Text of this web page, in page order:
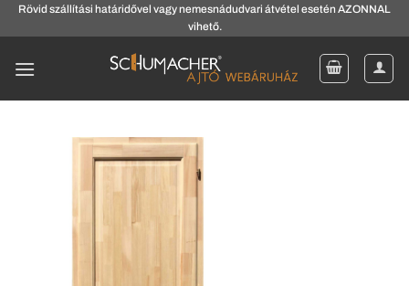
Skip
to
Rövid szállítási határidővel vagy nemesnádudvari átvétel esetén AZONNAL
vihető.